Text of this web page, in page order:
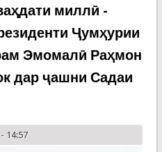
миллӣ -
Ҷумҳурии
Эмомалӣ Раҳмон
дар ҷашни Садаи
14:57